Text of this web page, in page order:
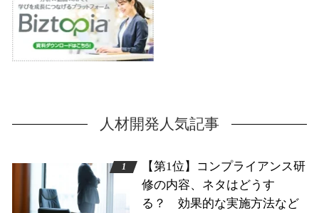
人材開発人気記事
【第1位】コンプライアンス研
修の内容、ネタはどうす
る？ 効果的な実施方法など